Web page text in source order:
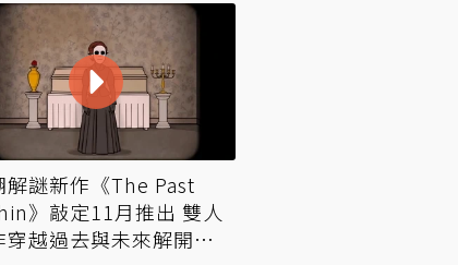
解謎新作《The Past
》敲定11月推出 雙人
穿越過去與未來解開迷